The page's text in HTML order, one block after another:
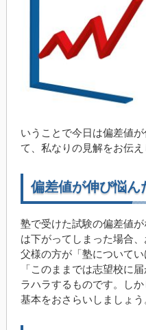
いうことで今日は偏差値
て、私なりの見解をお伝え
偏差値が伸び悩ん
塾で受けた試験の偏差値
は下がってしまった場合
父様の方が「塾についてい
「このままでは志望校に
ラハラするものです。し
基本をおさらいしましょう